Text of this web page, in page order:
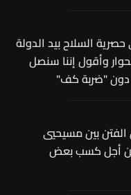
السلاح بيد الدولة
وأقول إننا سنصل
دون "ضربة كف"
بين مسيحيي
من أجل كسب بعض